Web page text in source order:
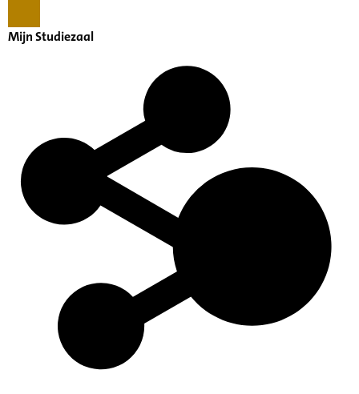
Mijn Studiezaal